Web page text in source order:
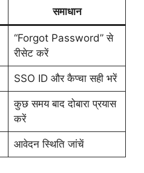
समाधान
“Forgot Password” से
रीसेट करें
SSO ID और कैप्चा सही भरें
कुछ समय बाद दोबारा प्रयास
करें
आवेदन स्थिति जांचें